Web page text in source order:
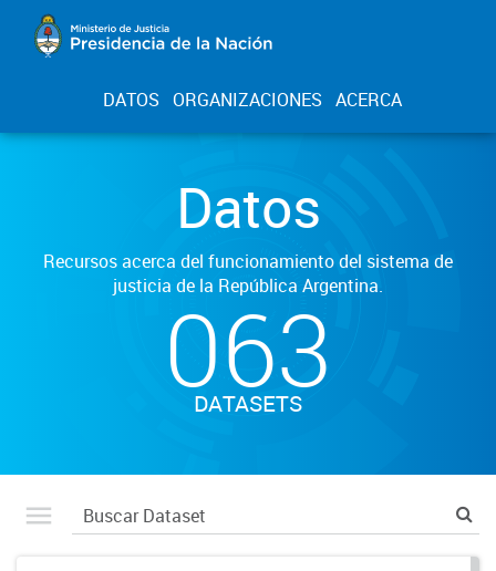
DATOS ORGANIZACIONES ACERCA
Datos
Recursos acerca del funcionamiento del sistema de
justicia de la República Argentina.
063
DATASETS